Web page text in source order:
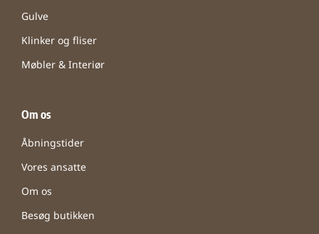
Gulve
Klinker og fliser
Møbler & Interiør
Om os
Åbningstider
Vores ansatte
Om os
Besøg butikken